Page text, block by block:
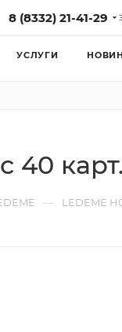
8 (8332) 21-41-29
УСЛУГИ
40
— LEDEME